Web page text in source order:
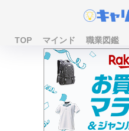
TOP マインド 職業図鑑